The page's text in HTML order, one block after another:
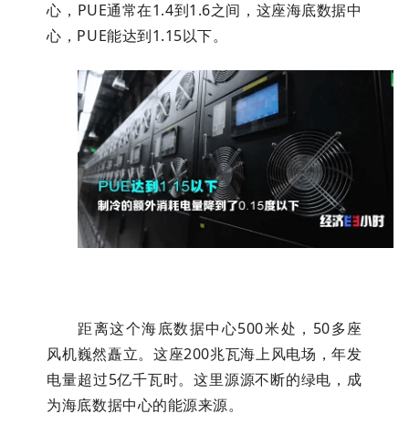
心，PUE通常在1.4到1.6之间，这座海底数据中
心，PUE能达到1.15以下。
距离这个海底数据中心500米处，50多座
风机巍然矗立。这座200兆瓦海上风电场，年发
电量超过5亿千瓦时。这里源源不断的绿电，成
为海底数据中心的能源来源。